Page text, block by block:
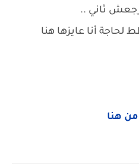
ثاني ..
لحاجة أنا عايزها هنا
هنا